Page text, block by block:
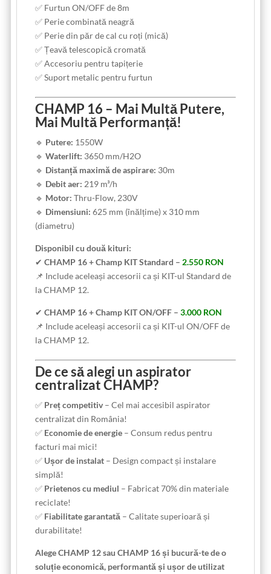
✅ Furtun ON/OFF de 8m
✅ Perie combinată neagră
✅ Perie din păr de cal cu roți (mică)
✅ Țeavă telescopică cromată
✅ Accesoriu pentru tapițerie
✅ Suport metalic pentru furtun
CHAMP 16 – Mai Multă Putere,
Mai Multă Performanță!
🔹 Putere: 1550W
🔹 Waterlift: 3650 mm/H2O
🔹 Distanță maximă de aspirare: 30m
🔹 Debit aer: 219 m³/h
🔹 Motor: Thru-Flow, 230V
🔹 Dimensiuni: 625 mm (înălțime) x 310 mm
(diametru)
Disponibil cu două kituri:
✔ CHAMP 16 + Champ KIT Standard – 2.550 RON
📌 Include aceleași accesorii ca și KIT-ul Standard de
la CHAMP 12.
✔ CHAMP 16 + Champ KIT ON/OFF – 3.000 RON
📌 Include aceleași accesorii ca și KIT-ul ON/OFF de
la CHAMP 12.
De ce să alegi un aspirator
centralizat CHAMP?
✅ Preț competitiv– Cel mai accesibil aspirator
centralizat din România!
✅ Economie de energie– Consum redus pentru
facturi mai mici!
✅ Ușor de instalat– Design compact și instalare
simplă!
✅ Prietenos cu mediul – Fabricat 70% din materiale
reciclate!
✅ Fiabilitate garantată– Calitate superioară și
durabilitate!
Alege CHAMP 12 sau CHAMP 16 și bucură-te de o
soluție economică, performantă și ușor de utilizat